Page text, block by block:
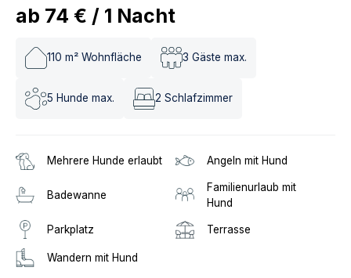
ab 74 € / 1 Nacht
110 m² Wohnfläche 3 Gäste max.
5 Hunde max. 2 Schlafzimmer
Mehrere Hunde erlaubt Angeln mit Hund
Badewanne
Familienurlaub mit
Hund
Parkplatz Terrasse
Wandern mit Hund